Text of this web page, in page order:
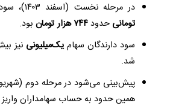
در مرحله نخست (اسفند ۱۴۰۳)، سود دارندگان سهام
تومانی حدود۷۴۴ هزار تومان
بود.
سود دارندگان سهامیک‌میلیونی نیز
شد.
همین حدود به حساب سهامداران